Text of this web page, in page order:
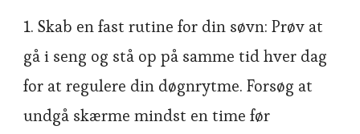
1. Skab en fast rutine for din søvn: Prøv at
gå i seng og stå op på samme tid hver dag
for at regulere din døgnrytme. Forsøg at
undgå skærme mindst en time før